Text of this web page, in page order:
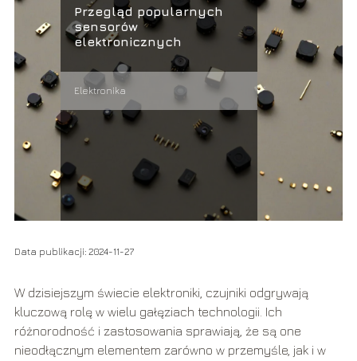
Przegląd popularnych
sensorów
elektronicznych
Elektronika
Data publikacji: 2024-11-27
W dzisiejszym świecie elektroniki, czujniki odgrywają
kluczową rolę w wielu gałęziach technologii. Ich
różnorodność i zastosowania sprawiają, że są one
nieodłącznym elementem zarówno w przemyśle, jak i w